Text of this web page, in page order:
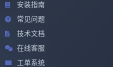
安装指南
常见问题
技术文档
在线客服
工单系统